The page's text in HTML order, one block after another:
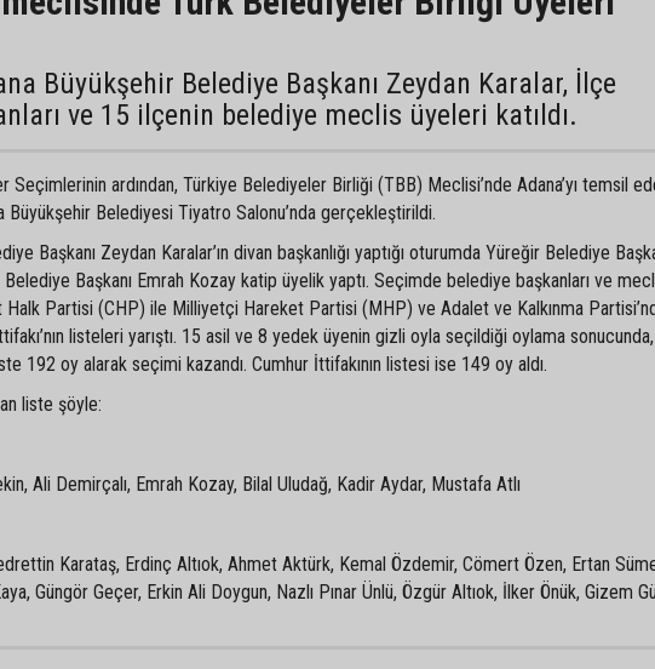
Büyükşehir Belediye Başkanı Zeydan Karalar, İlçe
ve 15 ilçenin belediye meclis üyeleri katıldı.
Seçimlerinin ardından, Türkiye Belediyeler Birliği (TBB) Meclisi’nde Adana’yı temsil
Büyükşehir Belediyesi Tiyatro Salonu’nda gerçekleştirildi.
Başkanı Zeydan Karalar’ın divan başkanlığı yaptığı oturumda Yüreğir Belediye
Başkanı Emrah Kozay katip üyelik yaptı. Seçimde belediye başkanları ve
Halk Partisi (CHP) ile Milliyetçi Hareket Partisi (MHP) ve Adalet ve Kalkınma
listeleri yarıştı. 15 asil ve 8 yedek üyenin gizli oyla seçildiği oylama
192 oy alarak seçimi kazandı. Cumhur İttifakının listesi ise 149 oy aldı.
liste şöyle:
Ali Demirçalı, Emrah Kozay, Bilal Uludağ, Kadir Aydar, Mustafa Atlı
Karataş, Erdinç Altıok, Ahmet Aktürk, Kemal Özdemir, Cömert Özen, Ertan
Güngör Geçer, Erkin Ali Doygun, Nazlı Pınar Ünlü, Özgür Altıok, İlker Önük, Gizem